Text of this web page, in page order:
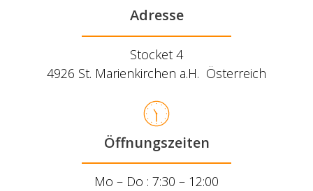
Adresse
Stocket 4
4926 St. Marienkirchen a.H. Österreich
Öffnungszeiten
Mo – Do : 7:30 – 12:00